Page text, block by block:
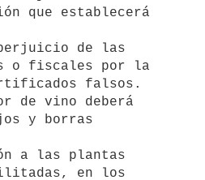
que establecerá
de las
o fiscales por la
falsos.
y borras
a las plantas
en los